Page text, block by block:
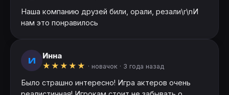
Наша компанию друзей били, орали, резали\r\nИ
нам это понравилось
И
Инна
★ ★ ★ ★ ★ · новачок · 3 года назад
Было страшно интересно! Игра актеров очень